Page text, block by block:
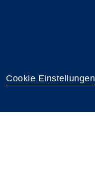
Cookie Einstellungen